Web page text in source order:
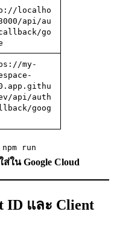
localho
api/au
go
my-
api/auth
goog
npm run
ใน Google Cloud
และ Client